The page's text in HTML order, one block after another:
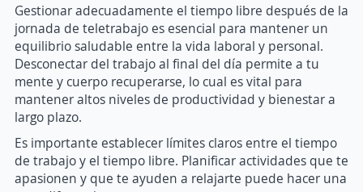
Gestionar adecuadamente el tiempo libre después de la
jornada de teletrabajo es esencial para mantener un
equilibrio saludable entre la vida laboral y personal.
Desconectar del trabajo al final del día permite a tu
mente y cuerpo recuperarse, lo cual es vital para
mantener altos niveles de productividad y bienestar a
largo plazo.
Es importante establecer límites claros entre el tiempo
de trabajo y el tiempo libre. Planificar actividades que te
apasionen y que te ayuden a relajarte puede hacer una